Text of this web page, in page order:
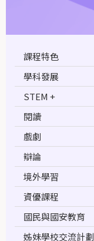
課程特色
學科發展
STEM +
閱讀
戲劇
辯論
境外學習
資優課程
國民與國安教育
姊妹學校交流計劃